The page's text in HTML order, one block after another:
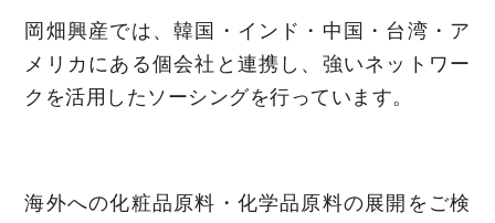
岡畑興産では、韓国・インド・中国・台湾・ア
メリカにある個会社と連携し、強いネットワー
クを活用したソーシングを行っています。
海外への化粧品原料・化学品原料の展開をご検